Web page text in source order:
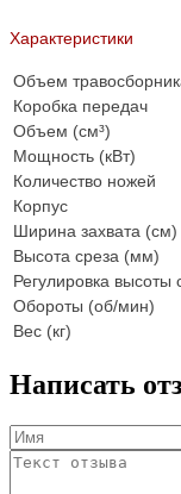
Характеристики
Объем
Коробка передач
Объем (см³)
Мощность (кВт)
Количество ножей
Корпус
Ширина захвата (см)
Высота среза (мм)
Регулировка высоты
Обороты (об/мин)
Вес (кг)
Написать